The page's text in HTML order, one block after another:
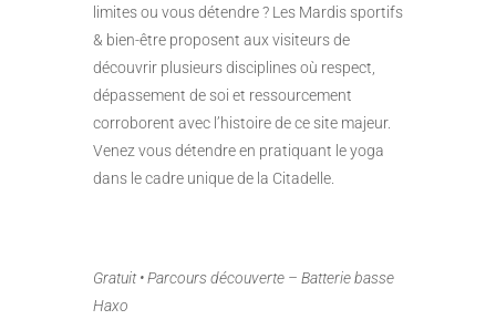
limites ou vous détendre ? Les Mardis sportifs
& bien-être proposent aux visiteurs de
découvrir plusieurs disciplines où respect,
dépassement de soi et ressourcement
corroborent avec l’histoire de ce site majeur.
Venez vous détendre en pratiquant le yoga
dans le cadre unique de la Citadelle.
Gratuit • Parcours découverte – Batterie basse
Haxo